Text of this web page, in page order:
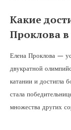
Какие
Проклова в
Елена Проклова —
двукратной
катании и достигла
стала
множества других